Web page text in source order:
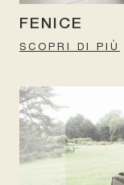
FENICE
SCOPRI DI PIÙ